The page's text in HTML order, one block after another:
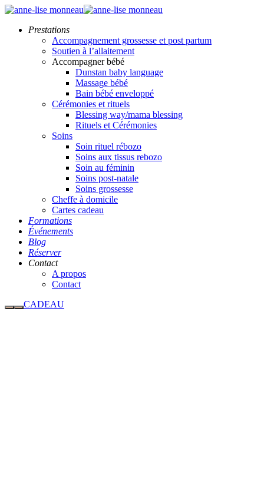
Prestations
Accompagnement grossesse et post partum
Soutien à l’allaitement
Accompagner bébé
Dunstan baby language
Massage bébé
Bain bébé enveloppé
Cérémonies et rituels
Blessing way/mama blessing
Rituels et Cérémonies
Soins
Soin rituel rébozo
Soins aux tissus rebozo
Soin au féminin
Soins post-natale
Soins grossesse
Cheffe à domicile
Cartes cadeau
Formations
Événements
Blog
Réserver
Contact
A propos
Contact
CADEAU